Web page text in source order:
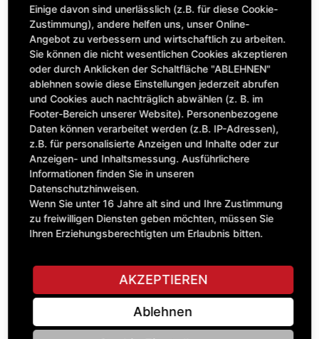
Maschine auswählen, um Kompatibilität zu sehen
MASCHINE AUSWÄHLEN
CLICK & COLLECT
Bestellungen bei Deinem bevorzugten Standort abholen
345,02 £
exkl. MwSt.
Anzahl
IN DEN WARENKORB
Einige davon sind unerlässlich (z.B. für diese Cookie-
Zustimmung), andere helfen uns, unser Online-
Angebot zu verbessern und wirtschaftlich zu arbeiten.
Sie können die nicht wesentlichen Cookies akzeptieren
oder durch Anklicken der Schaltfläche "ABLEHNEN"
ablehnen sowie diese Einstellungen jederzeit abrufen
und Cookies auch nachträglich abwählen (z. B. im
Footer-Bereich unserer Website). Personenbezogene
Daten können verarbeitet werden (z.B. IP-Adressen),
z.B. für personalisierte Anzeigen und Inhalte oder zur
Anzeigen- und Inhaltsmessung. Ausführlichere
Informationen finden Sie in unseren
Datenschutzhinweisen.
Wenn Sie unter 16 Jahre alt sind und Ihre Zustimmung
zu freiwilligen Diensten geben möchten, müssen Sie
Ihren Erziehungsberechtigten um Erlaubnis bitten.
AKZEPTIEREN
Ablehnen